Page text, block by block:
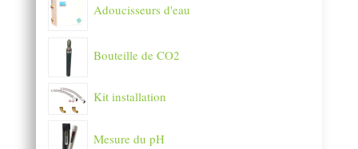
Adoucisseurs d'eau
Bouteille de CO2
Kit installation
Mesure du pH